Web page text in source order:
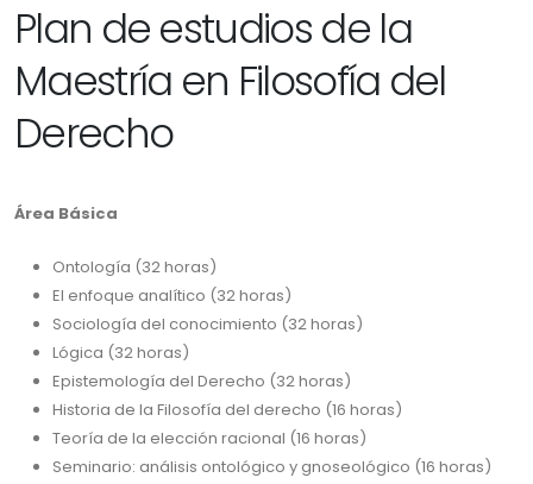
Plan de estudios de la
Maestría en Filosofía del
Derecho
Área Básica
Ontología (32 horas)
El enfoque analítico (32 horas)
Sociología del conocimiento (32 horas)
Lógica (32 horas)
Epistemología del Derecho (32 horas)
Historia de la Filosofía del derecho (16 horas)
Teoría de la elección racional (16 horas)
Seminario: análisis ontológico y gnoseológico (16 horas)